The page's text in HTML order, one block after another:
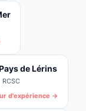
de Lérins
RCSC
d'expérience →